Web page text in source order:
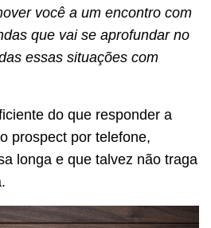
você a um encontro com
que vai se aprofundar no
essas situações com
do que responder a
prospect por telefone,
longa e que talvez não traga